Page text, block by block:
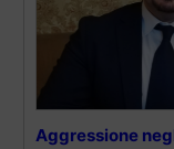
Aggressione